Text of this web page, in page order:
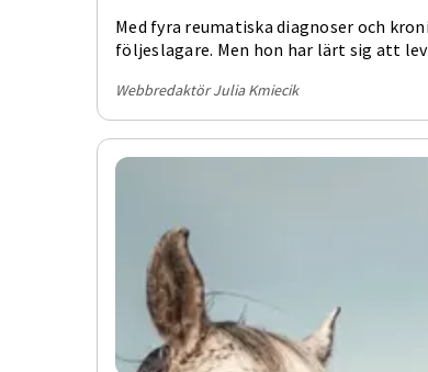
Med fyra reumatiska diagnoser och
följeslagare. Men hon har lärt sig att
Webbredaktör Julia Kmiecik